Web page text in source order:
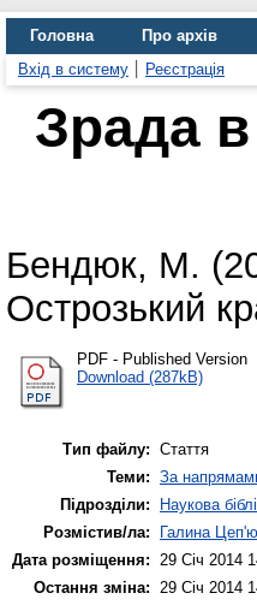
Головна Про архів
Вхід в систему
Реєстрація
Зрада в
Бендюк, М.
Острозький
PDF - Published Version
Download (287kB)
Тип файлу: Стаття
Теми: За
Підрозділи:
Наукова
Розмістив/ла:
Галина
Дата розміщення: 29 Січ 2014
Остання зміна: 29 Січ 2014